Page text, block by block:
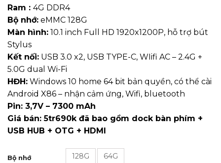
Ram : 4G DDR4
Bộ nhớ: eMMC 128G
Màn hình: 10.1 inch Full HD 1920x1200P, hỗ trợ bút
Stylus
Kết nối: USB 3.0 x2, USB TYPE-C, WIifi AC – 2.4G +
5.0G dual Wi-Fi
HĐH: Windows 10 home 64 bit bản quyền, có thể cài
Android X86 – nhận cảm ứng, Wifi, bluetooth
Pin: 3,7V – 7300 mAh
Giá bán: 5tr690k đã bao gồm dock bàn phím +
USB HUB + OTG + HDMI
Bộ nhớ 128G 64G